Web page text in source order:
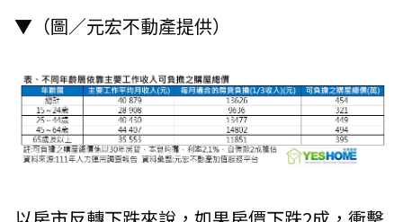
▼（圖／元宏不動產提供）